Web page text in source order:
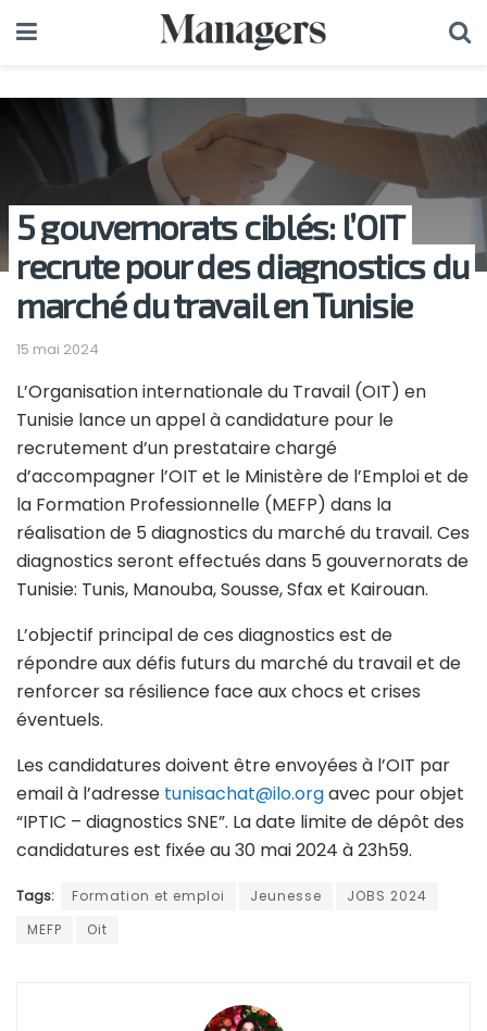
5 gouvernorats ciblés: l’OIT
recrute pour des diagnostics du
marché du travail en Tunisie
15 mai 2024
L’Organisation internationale du Travail (OIT) en
Tunisie lance un appel à candidature pour le
recrutement d’un prestataire chargé
d’accompagner l’OIT et le Ministère de l’Emploi et de
la Formation Professionnelle (MEFP) dans la
réalisation de 5 diagnostics du marché du travail. Ces
diagnostics seront effectués dans 5 gouvernorats de
Tunisie: Tunis, Manouba, Sousse, Sfax et Kairouan.
L’objectif principal de ces diagnostics est de
répondre aux défis futurs du marché du travail et de
renforcer sa résilience face aux chocs et crises
éventuels.
Les candidatures doivent être envoyées à l’OIT par
email à l’adresse tunisachat@ilo.orgavec pour objet
“IPTIC – diagnostics SNE”. La date limite de dépôt des
candidatures est fixée au 30 mai 2024 à 23h59.
Tags: Formation et emploi Jeunesse
JOBS 2024
MEFP
Oit